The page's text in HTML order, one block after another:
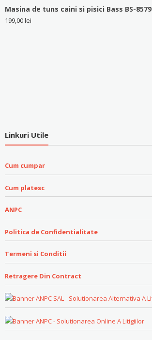
Masina de tuns caini si pisici Bass BS-8579
199,00lei
Linkuri Utile
Cum cumpar
Cum platesc
ANPC
Politica de Confidentialitate
Termeni si Conditii
Retragere Din Contract